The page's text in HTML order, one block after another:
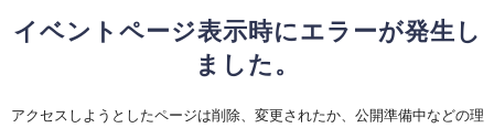
イベントページ表示時にエラーが発生し
ました。
アクセスしようとしたページは削除、変更されたか、公開準備中などの理